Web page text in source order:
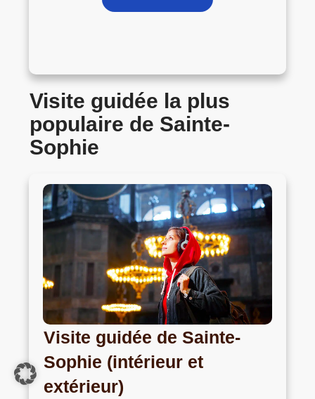
Visite guidée la plus
populaire de Sainte-
Sophie
Visite guidée de Sainte-
Sophie (intérieur et
extérieur)